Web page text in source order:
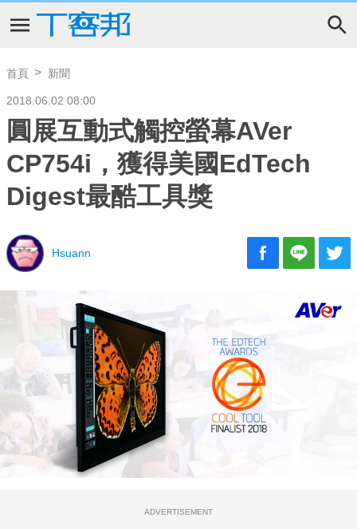
首頁 新聞
2018.06.02 08:00
圓展互動式觸控螢幕AVer
CP754i，獲得美國EdTech
Digest最酷工具獎
Hsuann
ADVERTISEMENT